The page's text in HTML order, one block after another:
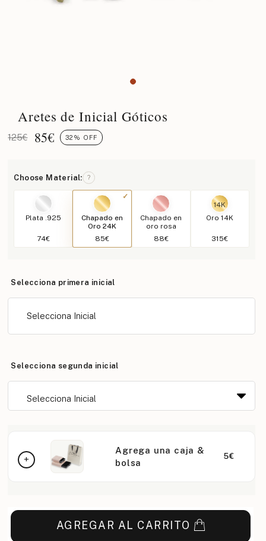
Aretes de Inicial Góticos
125€ 85€ 32% OFF
Choose Material: ?
Plata .925
74€
Chapado en
Oro 24K
85€
Chapado en
oro rosa
88€
14K
Oro 14K
315€
Selecciona primera inicial
Selecciona Inicial
Selecciona segunda inicial
Agrega una caja &
bolsa
5€
AGREGAR AL CARRITO